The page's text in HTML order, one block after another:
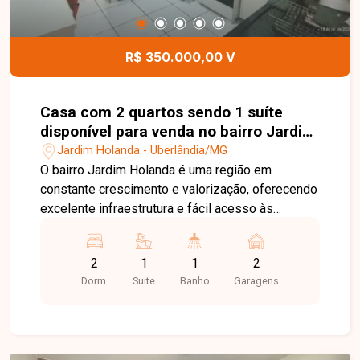
funcionalidade. Entre em contato para mais
informações e agende uma visita para conhecer
esta excelente oportunidade.
R$ 350.000,00 V
Casa com 2 quartos sendo 1 suíte
disponível para venda no bairro Jardim
Holanda em Uberlândia-MG
Jardim Holanda - Uberlândia/MG
O bairro Jardim Holanda é uma região em
constante crescimento e valorização, oferecendo
excelente infraestrutura e fácil acesso às
supermercados, escolas, farmácias, comércios e
diversos serviços, o bairro proporciona
praticidade, tranquilidade e qualidade de vida
2
Dorm.
1
Suite
1
Banho
2
Garagens